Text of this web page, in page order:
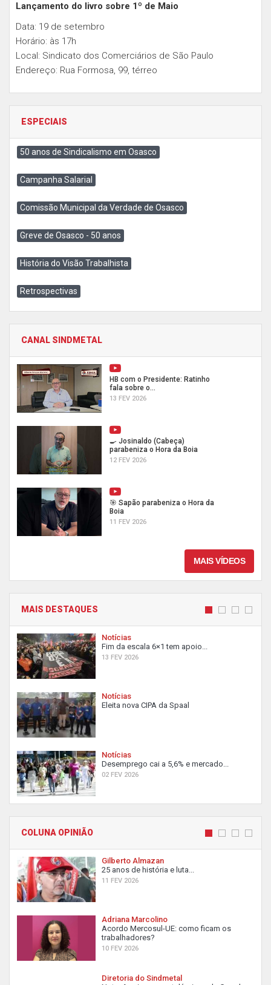
Lançamento do livro sobre 1º de Maio
Data: 19 de setembro
Horário: às 17h
Local: Sindicato dos Comerciários de São Paulo
Endereço: Rua Formosa, 99, térreo
ESPECIAIS
50 anos de Sindicalismo em Osasco
Campanha Salarial
Comissão Municipal da Verdade de Osasco
Greve de Osasco - 50 anos
História do Visão Trabalhista
Retrospectivas
CANAL SINDMETAL
HB com o Presidente: Ratinho
fala sobre o...
13 FEV 2026
🍳 Josinaldo (Cabeça)
parabeniza o Hora da Boia
12 FEV 2026
🎯 Sapão parabeniza o Hora da
Boia
11 FEV 2026
MAIS VÍDEOS
MAIS DESTAQUES
Notícias
Fim da escala 6×1 tem apoio...
13 FEV 2026
Notícias
Eleita nova CIPA da Spaal
Notícias
Desemprego cai a 5,6% e mercado...
02 FEV 2026
COLUNA OPINIÃO
Gilberto Almazan
25 anos de história e luta...
11 FEV 2026
Adriana Marcolino
Acordo Mercosul-UE: como ficam os
trabalhadores?
10 FEV 2026
Diretoria do Sindmetal